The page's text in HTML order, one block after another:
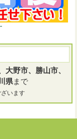
大野市、勝山市、
県まで
います